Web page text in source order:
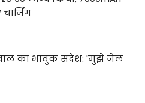
का भावुक संदेश: 'मुझे जेल